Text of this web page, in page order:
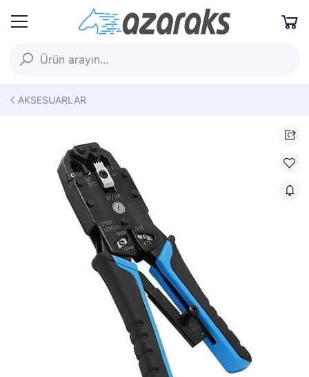
AKSESUARLAR